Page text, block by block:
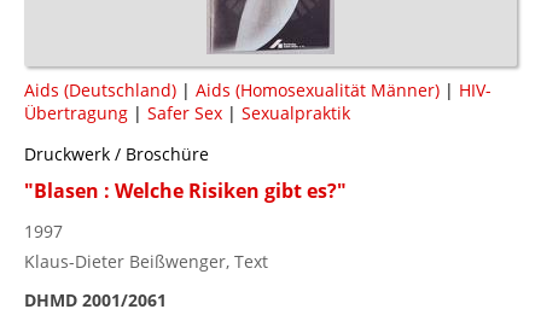
Aids (Deutschland) | Aids (Homosexualität Männer) | HIV-
Übertragung | Safer Sex | Sexualpraktik
Druckwerk / Broschüre
"Blasen : Welche Risiken gibt es?"
1997
Klaus-Dieter Beißwenger, Text
DHMD 2001/2061